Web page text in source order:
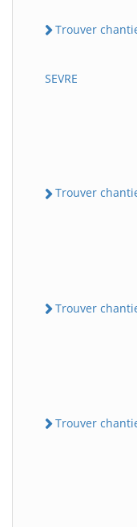
Trouver
SEVRE
Trouver
Trouver
Trouver